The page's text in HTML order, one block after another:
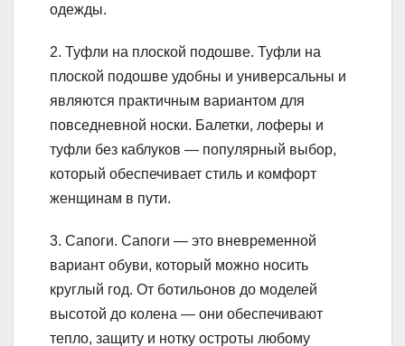
одежды.
2. Туфли на плоской подошве. Туфли на
плоской подошве удобны и универсальны и
являются практичным вариантом для
повседневной носки. Балетки, лоферы и
туфли без каблуков — популярный выбор,
который обеспечивает стиль и комфорт
женщинам в пути.
3. Сапоги. Сапоги — это вневременной
вариант обуви, который можно носить
круглый год. От ботильонов до моделей
высотой до колена — они обеспечивают
тепло, защиту и нотку остроты любому